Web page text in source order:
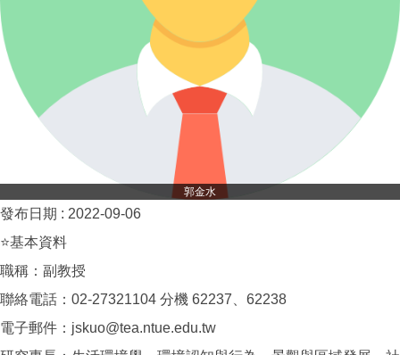
郭金水
發布日期 : 2022-09-06
⭐基本資料
職稱：副教授
聯絡電話：02-27321104 分機 62237、62238
電子郵件：jskuo@tea.ntue.edu.tw